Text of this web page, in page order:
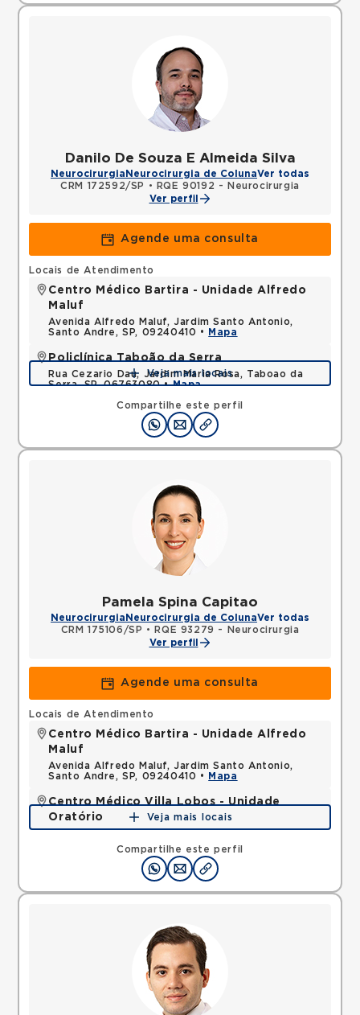
Danilo De Souza E Almeida Silva
Neurocirurgia Neurocirurgia de ColunaVer todas
CRM 172592/SP
•
RQE 90192 - Neurocirurgia
Ver perfil
Agende uma consulta
Compartilhe este perfil
Locais de Atendimento
Centro Médico Bartira - Unidade Alfredo
Maluf
Avenida Alfredo Maluf, Jardim Santo Antonio,
Santo Andre, SP, 09240410 •
Mapa
Policlínica Taboão da Serra
Rua Cezario Dau, Jardim Maria Rosa, Taboao da
Serra, SP, 06763080 •Mapa
Veja mais locais
Pamela Spina Capitao
Neurocirurgia Neurocirurgia de ColunaVer todas
CRM 175106/SP •
RQE 93279 - Neurocirurgia
Ver perfil
Agende uma consulta
Compartilhe este perfil
Locais de Atendimento
Centro Médico Bartira - Unidade Alfredo
Maluf
Avenida Alfredo Maluf, Jardim Santo Antonio,
Santo Andre, SP, 09240410 •
Mapa
Centro Médico Villa Lobos - Unidade
Oratório
Rua do Oratorio, Mooca, Sao Paulo, SP, 03117000 •
Veja mais locais